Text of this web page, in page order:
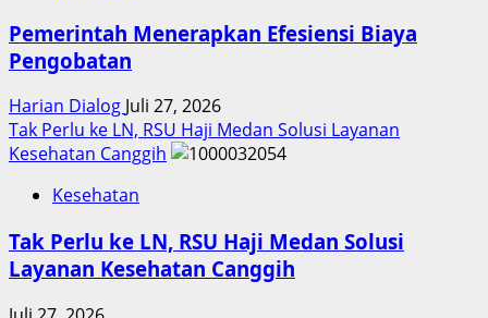
Pemerintah Menerapkan Efesiensi Biaya
Pengobatan
Harian Dialog Juli 27, 2026
Tak Perlu ke LN, RSU Haji Medan Solusi Layanan
Kesehatan Canggih
Kesehatan
Tak Perlu ke LN, RSU Haji Medan Solusi
Layanan Kesehatan Canggih